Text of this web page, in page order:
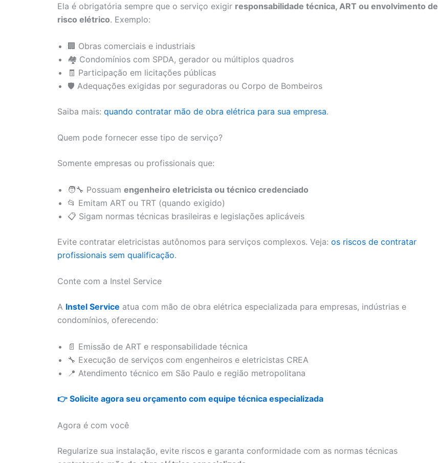
Ela é obrigatória sempre que o serviço exigir responsabilidade técnica, ART ou envolvimento de
risco elétrico. Exemplo:
🏢 Obras comerciais e industriais
🏘️ Condomínios com SPDA, gerador ou múltiplos quadros
🧾 Participação em licitações públicas
🛡️ Adequações exigidas por seguradoras ou Corpo de Bombeiros
Saiba mais: quando contratar mão de obra elétrica para sua empresa.
Quem pode fornecer esse tipo de serviço?
Somente empresas ou profissionais que:
🧑‍🔧 Possuam engenheiro eletricista ou técnico credenciado
📂 Emitam ART ou TRT (quando exigido)
📋 Sigam normas técnicas brasileiras e legislações aplicáveis
Evite contratar eletricistas autônomos para serviços complexos. Veja: os riscos de contratar
profissionais sem qualificação.
Conte com a Instel Service
A Instel Service atua com mão de obra elétrica especializada para empresas, indústrias e
condomínios, oferecendo:
📄 Emissão de ART e responsabilidade técnica
🔧 Execução de serviços com engenheiros e eletricistas CREA
📍 Atendimento técnico em São Paulo e região metropolitana
👉 Solicite agora seu orçamento com equipe técnica especializada
Agora é com você
Regularize sua instalação, evite riscos e garanta conformidade com as normas técnicas